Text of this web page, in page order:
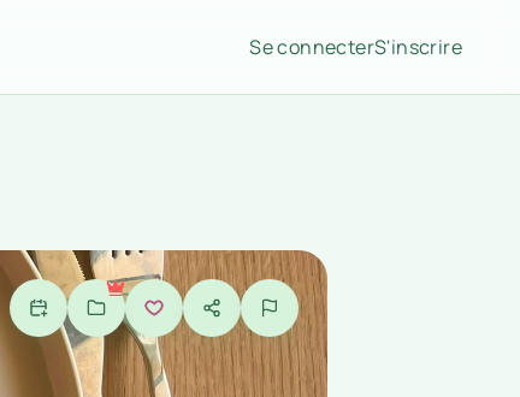
Se connecterS'inscrire